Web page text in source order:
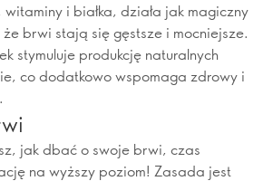
i białka, działa jak magiczny
brwi stają się gęstsze i mocniejsze.
stymuluje produkcję naturalnych
co dodatkowo wspomaga zdrowy i
jak dbać o swoje brwi, czas
na wyższy poziom! Zasada jest